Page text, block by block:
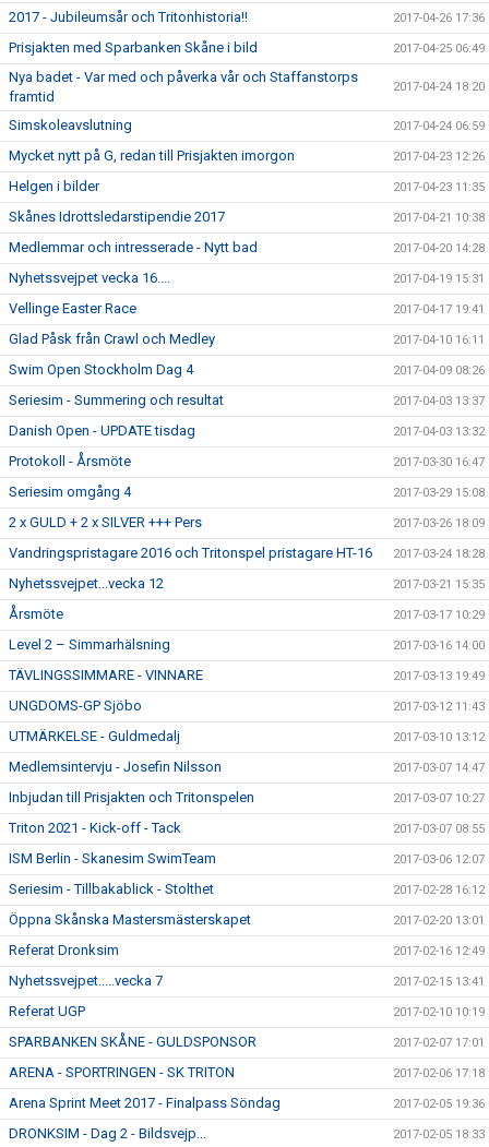
2017 - Jubileumsår och Tritonhistoria!! 2017-04-26 17:36
Prisjakten med Sparbanken Skåne i bild 2017-04-25 06:49
Nya badet - Var med och påverka vår och Staffanstorps
framtid
2017-04-24 18:20
Simskoleavslutning 2017-04-24 06:59
Mycket nytt på G, redan till Prisjakten imorgon 2017-04-23 12:26
Helgen i bilder 2017-04-23 11:35
Skånes Idrottsledarstipendie 2017 2017-04-21 10:38
Medlemmar och intresserade - Nytt bad 2017-04-20 14:28
Nyhetssvejpet vecka 16.... 2017-04-19 15:31
Vellinge Easter Race 2017-04-17 19:41
Glad Påsk från Crawl och Medley 2017-04-10 16:11
Swim Open Stockholm Dag 4 2017-04-09 08:26
Seriesim - Summering och resultat 2017-04-03 13:37
Danish Open - UPDATE tisdag 2017-04-03 13:32
Protokoll - Årsmöte 2017-03-30 16:47
Seriesim omgång 4 2017-03-29 15:08
2 x GULD + 2 x SILVER +++ Pers 2017-03-26 18:09
Vandringspristagare 2016 och Tritonspel pristagare HT-16 2017-03-24 18:28
Nyhetssvejpet...vecka 12 2017-03-21 15:35
Årsmöte 2017-03-17 10:29
Level 2 – Simmarhälsning 2017-03-16 14:00
TÄVLINGSSIMMARE - VINNARE 2017-03-13 19:49
UNGDOMS-GP Sjöbo 2017-03-12 11:43
UTMÄRKELSE - Guldmedalj 2017-03-10 13:12
Medlemsintervju - Josefin Nilsson 2017-03-07 14:47
Inbjudan till Prisjakten och Tritonspelen 2017-03-07 10:27
Triton 2021 - Kick-off - Tack 2017-03-07 08:55
ISM Berlin - Skanesim SwimTeam 2017-03-06 12:07
Seriesim - Tillbakablick - Stolthet 2017-02-28 16:12
Öppna Skånska Mastersmästerskapet 2017-02-20 13:01
Referat Dronksim 2017-02-16 12:49
Nyhetssvejpet.....vecka 7 2017-02-15 13:41
Referat UGP 2017-02-10 10:19
SPARBANKEN SKÅNE - GULDSPONSOR 2017-02-07 17:01
ARENA - SPORTRINGEN - SK TRITON 2017-02-06 17:18
Arena Sprint Meet 2017 - Finalpass Söndag 2017-02-05 19:36
DRONKSIM - Dag 2 - Bildsvejp... 2017-02-05 18:33